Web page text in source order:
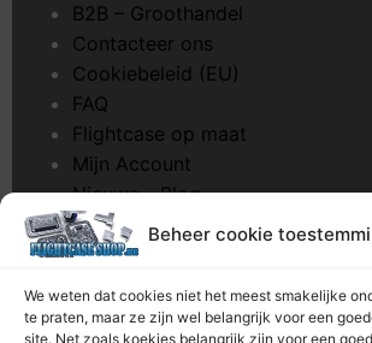
Beheer cookie
We weten dat cookies niet het meest smakelijke
te praten, maar ze zijn wel belangrijk voor een
site. Net zoals koekjes belangrijk zijn voor een
B2B – Groothandel
Contacteer ons
Cookiebeleid (EU)
FAQ
Flightcase op maat
Mijn Account
Nieuws – Blog
Onderhoud pagina
Over ons
Privacybeleid
Retourrecht